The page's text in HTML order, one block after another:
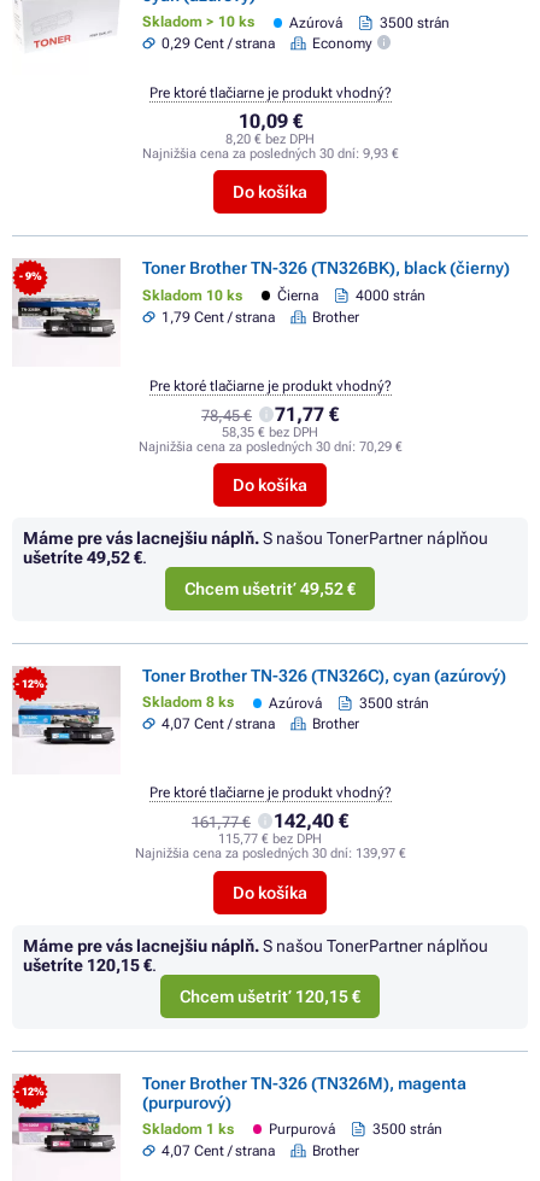
Skladom > 10 ks Azúrová
3500 strán
0,29 Cent / strana
Economy
10,09 €
8,20 € bez DPH
Najnižšia cena za posledných 30 dní: 9,93 €
Do košíka
Pre ktoré tlačiarne je produkt vhodný?
- 9% Toner Brother TN-326 (TN326BK), black (čierny)
Skladom 10 ks Čierna
4000 strán
1,79 Cent / strana
Brother
78,45 € 71,77 €
58,35 € bez DPH
Najnižšia cena za posledných 30 dní: 70,29 €
Do košíka
Pre ktoré tlačiarne je produkt vhodný?
Máme pre vás lacnejšiu náplň.S našou TonerPartner náplňou
ušetríte49,52 €.
Chcem ušetriť 49,52 €
- 12% Toner Brother TN-326 (TN326C), cyan (azúrový)
Skladom 8 ks Azúrová
3500 strán
4,07 Cent / strana
Brother
161,77 € 142,40 €
115,77 € bez DPH
Najnižšia cena za posledných 30 dní: 139,97 €
Do košíka
Pre ktoré tlačiarne je produkt vhodný?
Máme pre vás lacnejšiu náplň.S našou TonerPartner náplňou
ušetríte 120,15 €.
Chcem ušetriť 120,15 €
- 12%
Toner Brother TN-326 (TN326M), magenta
(purpurový)
Skladom 1 ks Purpurová
3500 strán
4,07 Cent / strana
Brother